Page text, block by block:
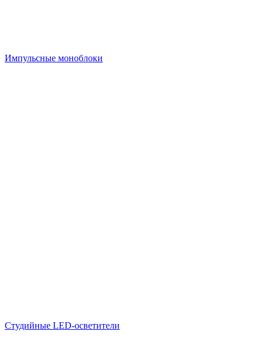
Импульсные моноблоки
Студийные LED-осветители